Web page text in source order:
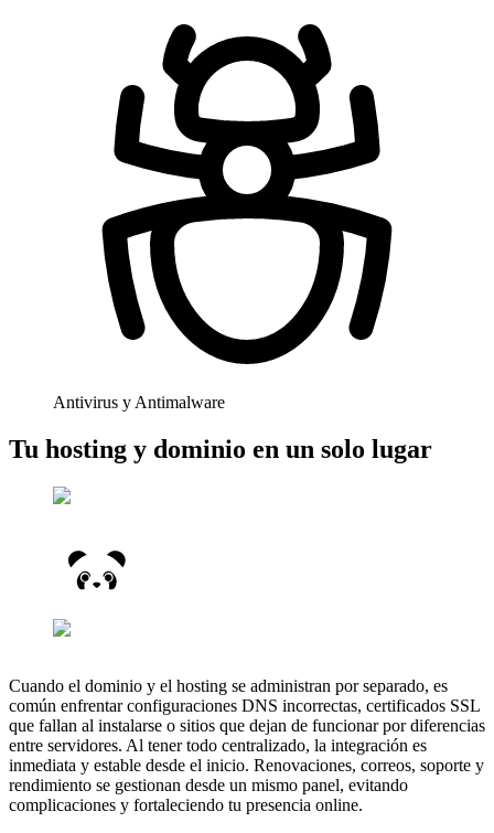
Antivirus y Antimalware
Tu hosting y dominio en un solo lugar
Cuando el dominio y el hosting se administran por separado, es
común enfrentar configuraciones DNS incorrectas, certificados SSL
que fallan al instalarse o sitios que dejan de funcionar por diferencias
entre servidores. Al tener todo centralizado, la integración es
inmediata y estable desde el inicio. Renovaciones, correos, soporte y
rendimiento se gestionan desde un mismo panel, evitando
complicaciones y fortaleciendo tu presencia online.